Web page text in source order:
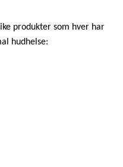
produkter som hver har
hudhelse: